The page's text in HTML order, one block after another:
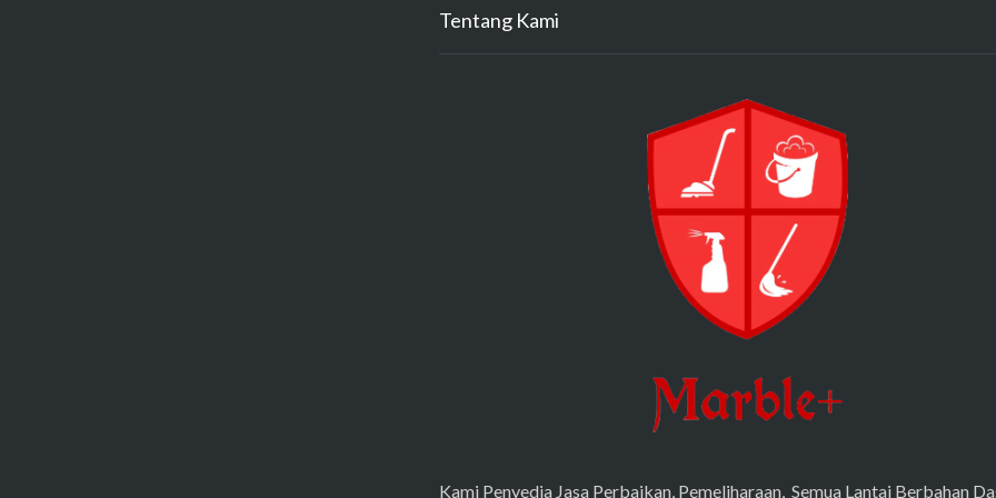
Tentang Kami
Kami Penyedia Jasa Perbaikan, Pemeliharaan, Semua Lantai Berbahan